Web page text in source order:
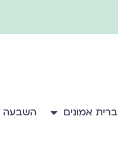
ברית אמונים השבעה